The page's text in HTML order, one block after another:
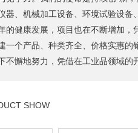
器、机械加工设备、环境试验设
的健康发展，项目也在不断增加
一个产品、种类齐全、价格实惠
不懈地努力，凭借在工业品领域
SHOW